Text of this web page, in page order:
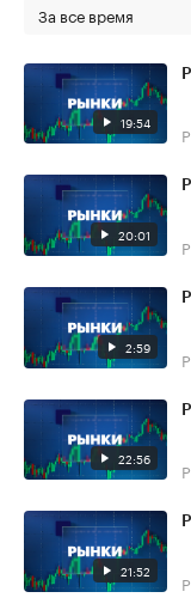
За все время
19:54
20:01
2:59
22:56
21:52